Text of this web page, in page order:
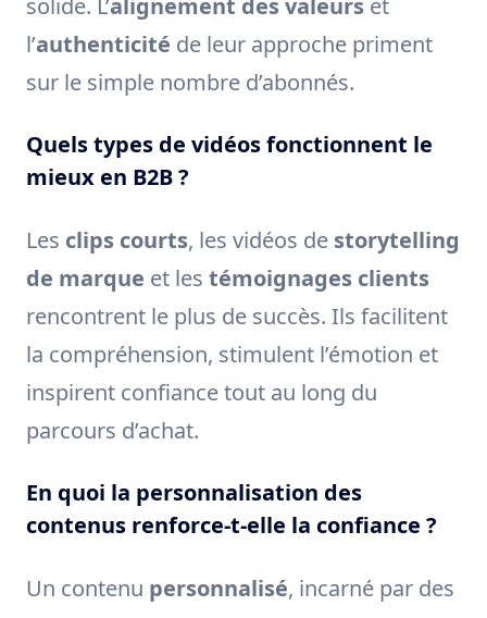
solide. L’alignement des valeurs et
l’authenticité de leur approche priment
sur le simple nombre d’abonnés.
Quels types de vidéos fonctionnent le
mieux en B2B ?
Les clips courts, les vidéos de storytelling
de marque et les témoignages clients
rencontrent le plus de succès. Ils facilitent
la compréhension, stimulent l’émotion et
inspirent confiance tout au long du
parcours d’achat.
En quoi la personnalisation des
contenus renforce-t-elle la confiance ?
Un contenu personnalisé, incarné par des